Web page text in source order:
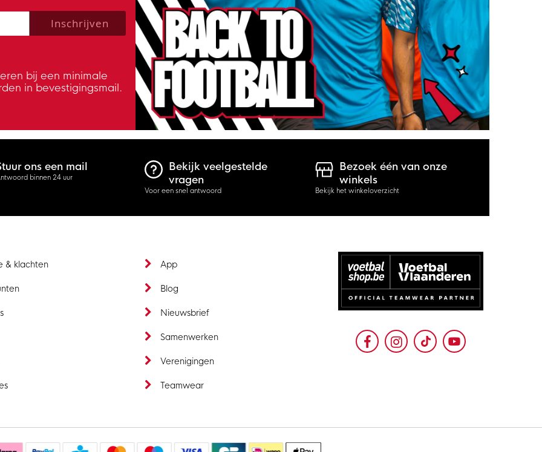
policy to subscribe to our newsletter.
Inschrijven
bij een minimale
in bevestigingsmail.
ons een mail
binnen 24 uur
Bekijk veelgestelde
vragen
Voor een snel antwoord
Bezoek één van onze
winkels
Bekijk het winkeloverzicht
& klachten App
Blog
Nieuwsbrief
Samenwerken
Verenigingen
Teamwear